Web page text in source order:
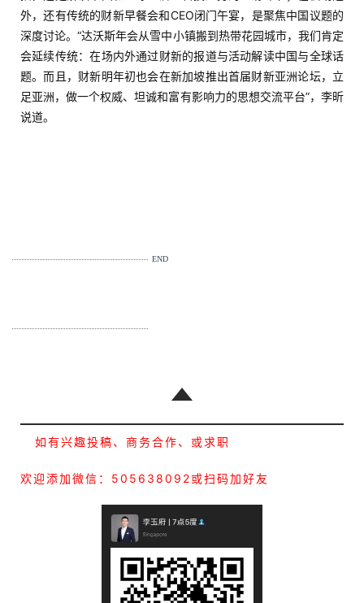
外，还有传统的财新早餐会和CEO闭门午宴，是聚焦中国议题的
深度讨论。“达沃斯年会从雪中小镇搬到热带花园城市，我们肯定
会延续传统：在场内外通过财新的报道与活动解读中国与全球话
题。而且，财新明年初也会在新加坡推出首届财新亚洲论坛，立
足亚洲，做一个权威、坦诚和富有影响力的思想交流平台”，李昕
说道。
END
如有兴趣投稿、商务合作、或求职
欢迎添加微信：505638092或扫码加好友